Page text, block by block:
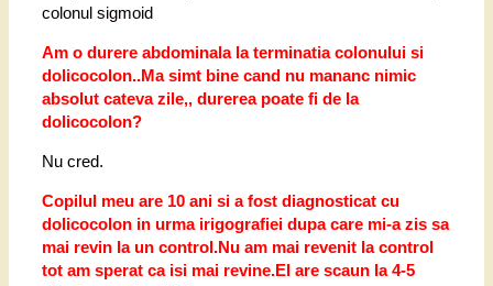
colonul sigmoid
Am o durere abdominala la terminatia colonului si
dolicocolon..Ma simt bine cand nu mananc nimic
absolut cateva zile,, durerea poate fi de la
dolicocolon?
Nu cred.
Copilul meu are 10 ani si a fost diagnosticat cu
dolicocolon in urma irigografiei dupa care mi-a zis sa
mai revin la un control.Nu am mai revenit la control
tot am sperat ca isi mai revine.El are scaun la 4-5